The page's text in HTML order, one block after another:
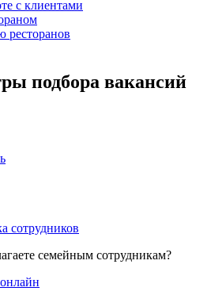
с клиентами
ресторанов
подбора вакансий
сотрудников
семейным сотрудникам?